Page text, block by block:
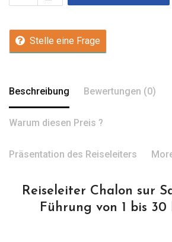
Stelle eine Frage
Beschreibung Bewertungen (0)
Warum diesen Preis ?
Präsentation des Reiseleiters
Reiseleiter Chalon sur
Führung von 1 bis 30